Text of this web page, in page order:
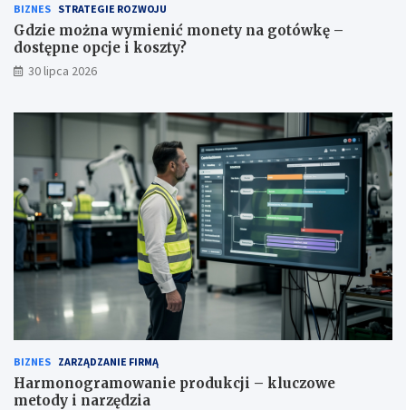
BIZNES STRATEGIE ROZWOJU
Gdzie można wymienić monety na gotówkę –
dostępne opcje i koszty?
30 lipca 2026
BIZNES ZARZĄDZANIE FIRMĄ
Harmonogramowanie produkcji – kluczowe
metody i narzędzia